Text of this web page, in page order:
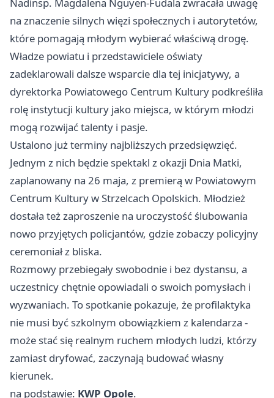
Nadinsp. Magdalena Nguyen-Fudala zwracała uwagę
na znaczenie silnych więzi społecznych i autorytetów,
które pomagają młodym wybierać właściwą drogę.
Władze powiatu i przedstawiciele oświaty
zadeklarowali dalsze wsparcie dla tej inicjatywy, a
dyrektorka Powiatowego Centrum Kultury podkreśliła
rolę instytucji kultury jako miejsca, w którym młodzi
mogą rozwijać talenty i pasje.
Ustalono już terminy najbliższych przedsięwzięć.
Jednym z nich będzie spektakl z okazji Dnia Matki,
zaplanowany na 26 maja, z premierą w Powiatowym
Centrum Kultury w Strzelcach Opolskich. Młodzież
dostała też zaproszenie na uroczystość ślubowania
nowo przyjętych policjantów, gdzie zobaczy policyjny
ceremoniał z bliska.
Rozmowy przebiegały swobodnie i bez dystansu, a
uczestnicy chętnie opowiadali o swoich pomysłach i
wyzwaniach. To spotkanie pokazuje, że profilaktyka
nie musi być szkolnym obowiązkiem z kalendarza -
może stać się realnym ruchem młodych ludzi, którzy
zamiast dryfować, zaczynają budować własny
kierunek.
na podstawie: KWP Opole.